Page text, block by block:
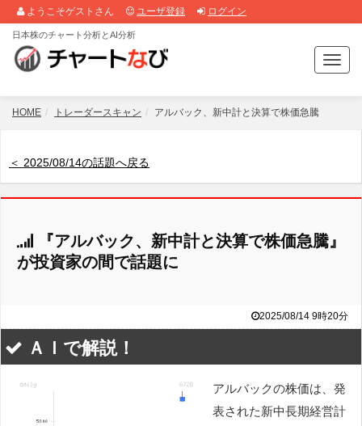
ようこそゲストさん ユーザ登録 ログイン
T
o
g
a
日本株のチャート分析とAI分析
HOME トレーダースキャン アルバック、新中計と決算で株価急騰
＜ 2025/08/14の話題へ戻る
『アルバック、新中計と決算で株価急騰』
が投資家の間で話題に
2025/08/14 9時20分
ＡＩで解説！
アルバックの株価は、発
表された新中長期経営計